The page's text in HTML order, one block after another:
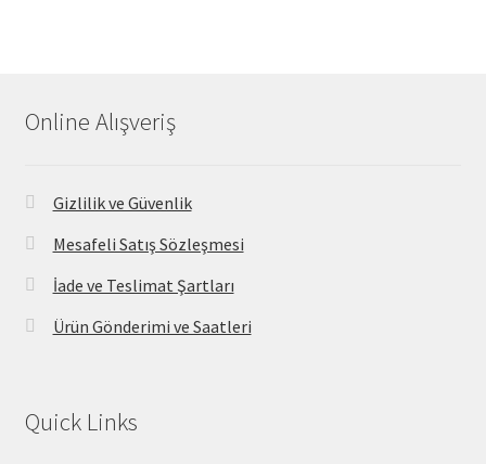
Online Alışveriş
Gizlilik ve Güvenlik
Mesafeli Satış Sözleşmesi
İade ve Teslimat Şartları
Ürün Gönderimi ve Saatleri
Quick Links